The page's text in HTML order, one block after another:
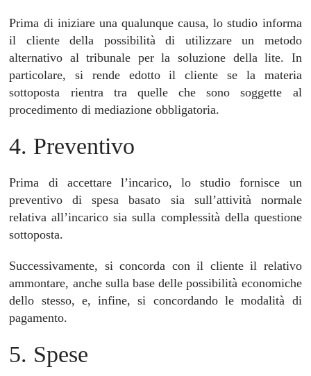
Prima di iniziare una qualunque causa, lo studio informa
il cliente della possibilità di utilizzare un metodo
alternativo al tribunale per la soluzione della lite. In
particolare, si rende edotto il cliente se la materia
sottoposta rientra tra quelle che sono soggette al
procedimento di mediazione obbligatoria.
4. Preventivo
Prima di accettare l’incarico, lo studio fornisce un
preventivo di spesa basato sia sull’attività normale
relativa all’incarico sia sulla complessità della questione
sottoposta.
Successivamente, si concorda con il cliente il relativo
ammontare, anche sulla base delle possibilità economiche
dello stesso, e, infine, si concordando le modalità di
pagamento.
5. Spese